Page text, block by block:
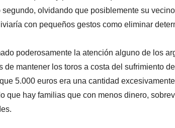
olvidando que posiblemente su
con pequeños gestos como eliminar
poderosamente la atención alguno de los
de mantener los toros a costa del sufrimiento
5.000 euros era una cantidad
que hay familias que con menos dinero,